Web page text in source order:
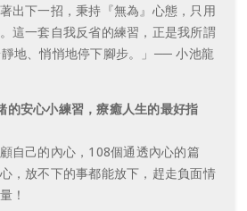
出下一招，秉持『無為』心態，只用
這一套自我反省的練習，正是我所謂
地、悄悄地停下腳步。」── 小池龍
安心小練習，療癒人生的最好指
自己的內心，108個通透內心的篇
，放不下的事都能放下，趕走負面情
！